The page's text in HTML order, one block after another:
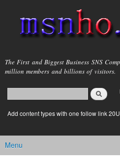
main
content
msnho.com
The First and Biggest Business SNS
million members and billions of visitors.
Search form
login link
Add content types with one follow link
Main menu
Menu